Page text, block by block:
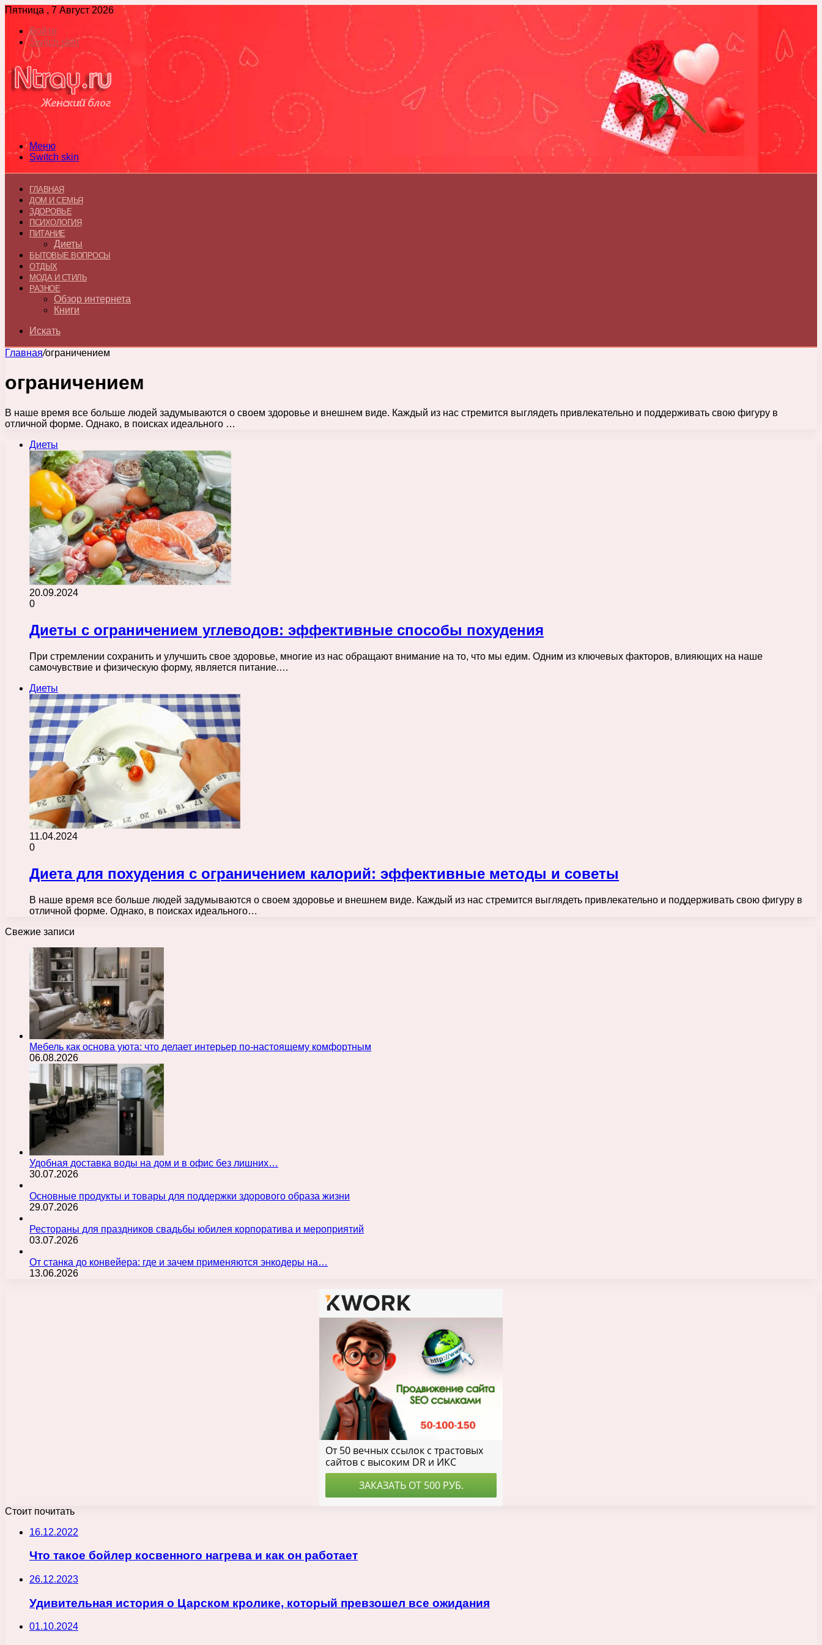
Пятница , 7 Август 2026
Войти
Switch skin
Меню
Switch skin
ГЛАВНАЯ
ДОМ И СЕМЬЯ
ЗДОРОВЬЕ
ПСИХОЛОГИЯ
ПИТАНИЕ
Диеты
БЫТОВЫЕ ВОПРОСЫ
ОТДЫХ
МОДА И СТИЛЬ
РАЗНОЕ
Обзор интернета
Книги
Искать
Главная/ограничением
ограничением
В наше время все больше людей задумываются о своем здоровье и внешнем виде. Каждый из нас стремится выглядеть привлекательно и поддерживать свою фигуру в
отличной форме. Однако, в поисках идеального …
Диеты
20.09.2024
0
Диеты с ограничением углеводов: эффективные способы похудения
При стремлении сохранить и улучшить свое здоровье, многие из нас обращают внимание на то, что мы едим. Одним из ключевых факторов, влияющих на наше
самочувствие и физическую форму, является питание.…
Диеты
11.04.2024
0
Диета для похудения с ограничением калорий: эффективные методы и советы
В наше время все больше людей задумываются о своем здоровье и внешнем виде. Каждый из нас стремится выглядеть привлекательно и поддерживать свою фигуру в
отличной форме. Однако, в поисках идеального…
Свежие записи
Мебель как основа уюта: что делает интерьер по-настоящему комфортным
06.08.2026
Удобная доставка воды на дом и в офис без лишних…
30.07.2026
Основные продукты и товары для поддержки здорового образа жизни
29.07.2026
Рестораны для праздников свадьбы юбилея корпоратива и мероприятий
03.07.2026
От станка до конвейера: где и зачем применяются энкодеры на…
13.06.2026
Стоит почитать
16.12.2022
Что такое бойлер косвенного нагрева и как он работает
26.12.2023
Удивительная история о Царском кролике, который превзошел все ожидания
01.10.2024